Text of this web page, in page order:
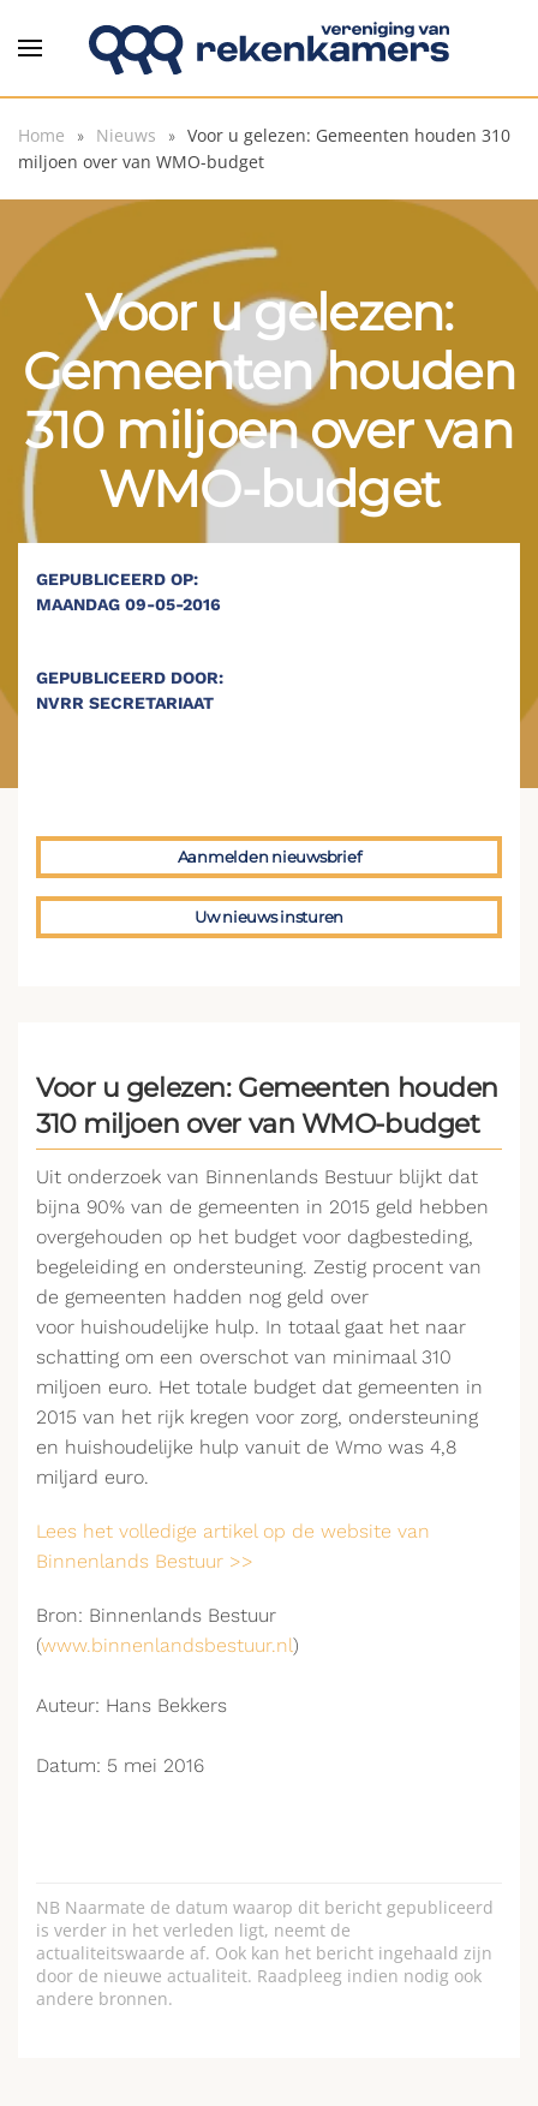
Overslaan en naar de inhoud gaan
Home Nieuws
Voor u gelezen: Gemeenten houden 310
miljoen over van WMO-budget
Voor u gelezen:
Gemeenten houden
310 miljoen over van
WMO-budget
GEPUBLICEERD OP:
MAANDAG 09-05-2016
GEPUBLICEERD DOOR:
NVRR SECRETARIAAT
Aanmelden nieuwsbrief
Uw nieuws insturen
Voor u gelezen: Gemeenten houden
310 miljoen over van WMO-budget
Uit onderzoek van Binnenlands Bestuur blijkt dat
bijna 90% van de gemeenten in 2015 geld hebben
overgehouden op het budget voor dagbesteding,
begeleiding en ondersteuning. Zestig procent van
de gemeenten hadden nog geld over
voor huishoudelijke hulp. In totaal gaat het naar
schatting om een overschot van minimaal 310
miljoen euro. Het totale budget dat gemeenten in
2015 van het rijk kregen voor zorg, ondersteuning
en huishoudelijke hulp vanuit de Wmo was 4,8
miljard euro.
Lees het volledige artikel op de website van
Binnenlands Bestuur >>
Bron: Binnenlands Bestuur
(www.binnenlandsbestuur.nl)
Auteur: Hans Bekkers
Datum: 5 mei 2016
NB Naarmate de datum waarop dit bericht gepubliceerd
is verder in het verleden ligt, neemt de
actualiteitswaarde af. Ook kan het bericht ingehaald zijn
door de nieuwe actualiteit. Raadpleeg indien nodig ook
andere bronnen.